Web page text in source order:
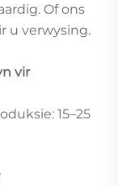
Of ons
u verwysing.
vir
15–25